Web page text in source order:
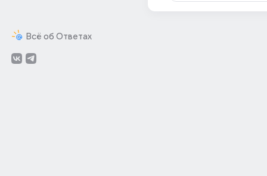
Всё об Ответах